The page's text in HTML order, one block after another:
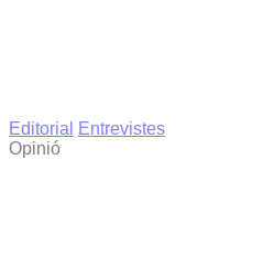
Editorial
Entrevistes
Opinió